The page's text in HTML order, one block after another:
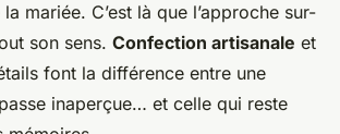
mariée. C’est là que l’approche sur-
son sens. Confection artisanale et
font la différence entre une
inaperçue… et celle qui reste